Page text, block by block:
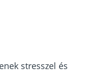
stresszel és